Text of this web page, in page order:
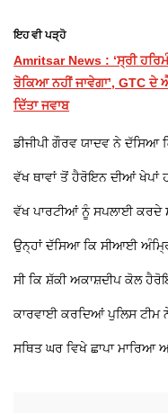
ਇਹ ਵੀ ਪੜ੍ਹੋ
Amritsar News : ‘ਸ੍ਰੀ
ਰੋਕਿਆ ਨਹੀਂ ਜਾਵੇਗਾ’, GTC ਦੇ
ਦਿੱਤਾ ਜਵਾਬ
ਡੀਜੀਪੀ ਗੌਰਵ ਯਾਦਵ ਨੇ ਦੱਸਿਆ
ਵੱਖ ਥਾਵਾਂ ਤੋਂ ਹੈਰੋਇਨ ਦੀਆਂ ਖੇਪਾਂ
ਵੱਖ ਪਾਰਟੀਆਂ ਨੂੰ ਸਪਲਾਈ
ਉਨ੍ਹਾਂ ਦੱਸਿਆ ਕਿ ਸੀਆਈ
ਸੀ ਕਿ ਸ਼ੱਕੀ ਅਕਾਸ਼ਦੀਪ ਕੋਲ
ਕਾਰਵਾਈ ਕਰਦਿਆਂ ਪੁਲਿਸ ਟੀਮ
ਸਥਿਤ ਘਰ ਵਿਖੇ ਛਾਪਾ